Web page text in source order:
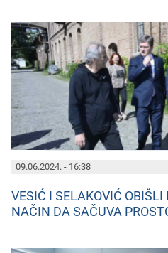
09.06.2024. - 16:38
VESIĆ I SELAKOVIĆ
NAČIN DA SAČUVA